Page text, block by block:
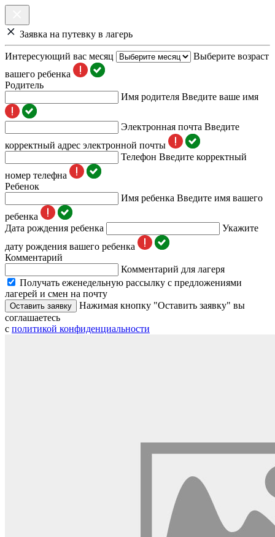
Заявка на путевку в лагерь
Интересующий вас месяц
Выберите возраст
вашего ребенка
Родитель
Имя родителя Введите ваше имя
Электронная почта Введите
корректный адрес электронной почты
Телефон Введите корректный
номер телефна
Ребенок
Имя ребенка Введите имя вашего
ребенка
Дата рождения ребенка
Укажите
дату рождения вашего ребенка
Комментарий
Комментарий для лагеря
Получать еженедельную рассылку с предложениями
лагерей и смен на почту
Оставить заявку
Нажимая кнопку "Оставить заявку" вы
соглашаетесь
с политикой конфиденциальности